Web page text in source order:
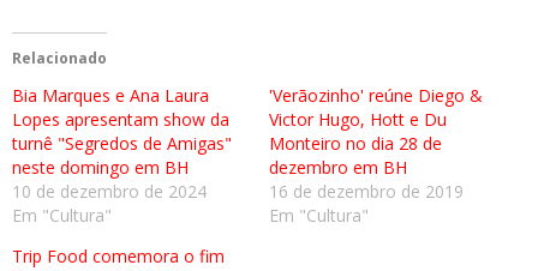
Relacionado
Bia Marques e Ana Laura
Lopes apresentam show da
turnê "Segredos de Amigas"
neste domingo em BH
10 de dezembro de 2024
Em "Cultura"
'Verãozinho' reúne Diego &
Victor Hugo, Hott e Du
Monteiro no dia 28 de
dezembro em BH
16 de dezembro de 2019
Em "Cultura"
Trip Food comemora o fim